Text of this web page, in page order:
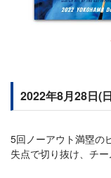
2022年8月28日(
5回ノーアウト満塁の
失点で切り抜け、チ